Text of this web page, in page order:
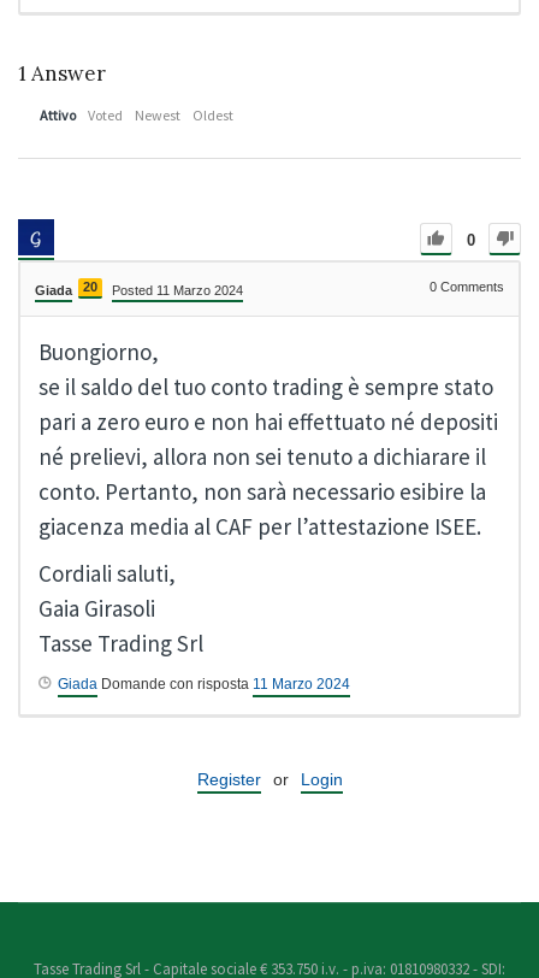
1 Answer
Attivo Voted Newest Oldest
0
Giada 20 Posted 11 Marzo 2024 0 Comments
Buongiorno,
se il saldo del tuo conto trading è sempre stato
pari a zero euro e non hai effettuato né depositi
né prelievi, allora non sei tenuto a dichiarare il
conto. Pertanto, non sarà necessario esibire la
giacenza media al CAF per l’attestazione ISEE.
Cordiali saluti,
Gaia Girasoli
Tasse Trading Srl
Giada Domande con risposta 11 Marzo 2024
Register or Login
Tasse Trading Srl - Capitale sociale € 353.750 i.v. - p.iva: 01810980332 - SDI: